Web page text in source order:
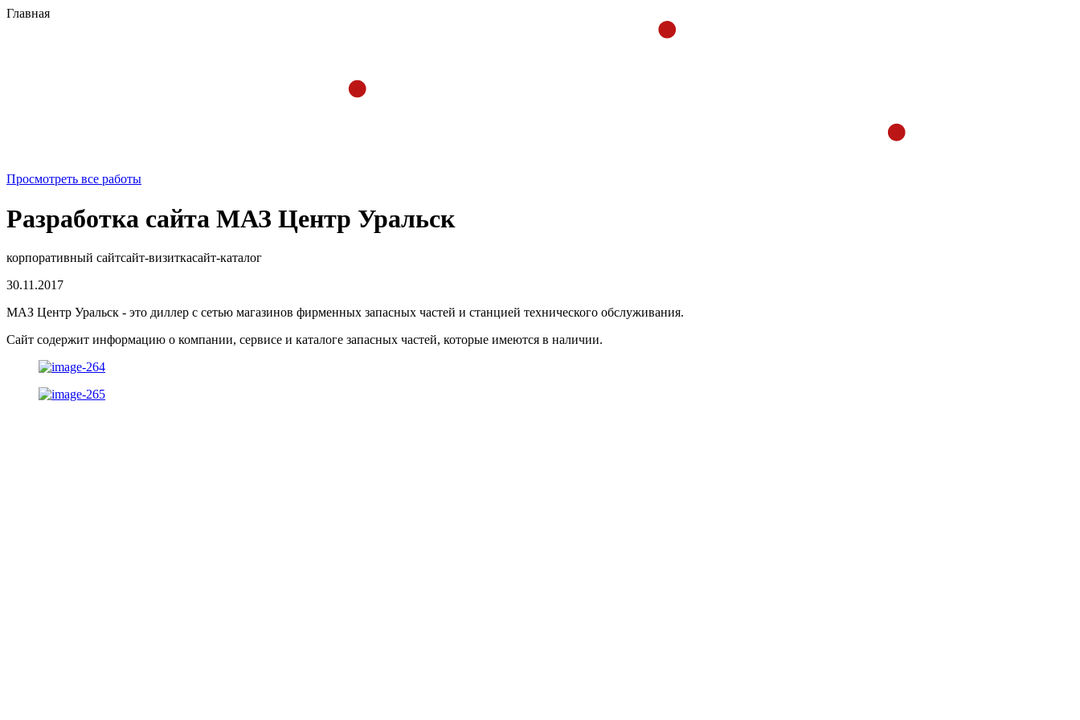
Главная
Просмотреть все работы
Разработка сайта МАЗ Центр Уральск
корпоративный сайтсайт-визиткасайт-каталог
30.11.2017
МАЗ Центр Уральск - это диллер с сетью магазинов фирменных запасных частей и станцией технического обслуживания.
Сайт содержит информацию о компании, сервисе и каталоге запасных частей, которые имеются в наличии.